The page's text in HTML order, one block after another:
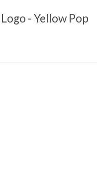
- Yellow Pop